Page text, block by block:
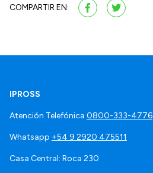
COMPARTIR EN:
IPROSS
Atención Telefónica 0800-333-4776
Whatsapp +54 9 2920 475511
Casa Central: Roca 230